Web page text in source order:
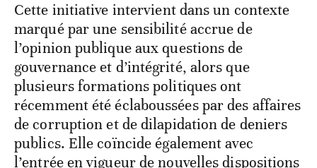
Cette initiative intervient dans un contexte
marqué par une sensibilité accrue de
l’opinion publique aux questions de
gouvernance et d’intégrité, alors que
plusieurs formations politiques ont
récemment été éclaboussées par des affaires
de corruption et de dilapidation de deniers
publics. Elle coïncide également avec
l’entrée en vigueur de nouvelles dispositions